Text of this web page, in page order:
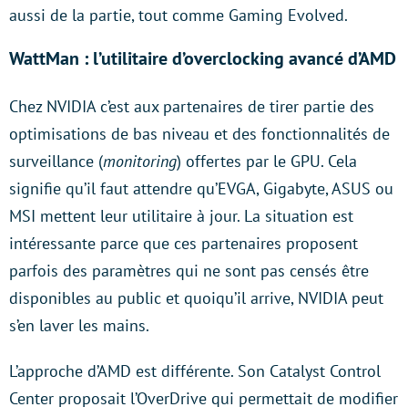
aussi de la partie, tout comme Gaming Evolved.
WattMan : l’utilitaire d’overclocking avancé d’AMD
Chez NVIDIA c’est aux partenaires de tirer partie des
optimisations de bas niveau et des fonctionnalités de
surveillance (monitoring) offertes par le GPU. Cela
signifie qu’il faut attendre qu’EVGA, Gigabyte, ASUS ou
MSI mettent leur utilitaire à jour. La situation est
intéressante parce que ces partenaires proposent
parfois des paramètres qui ne sont pas censés être
disponibles au public et quoiqu’il arrive, NVIDIA peut
s’en laver les mains.
L’approche d’AMD est différente. Son Catalyst Control
Center proposait l’OverDrive qui permettait de modifier